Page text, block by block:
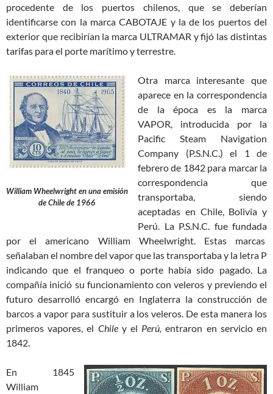
procedente de los puertos chilenos, que se deberían
identificarse con la marca CABOTAJE y la de los puertos del
exterior que recibirían la marca ULTRAMAR y fijó las distintas
tarifas para el porte marítimo y terrestre.
William Wheelwright en una emisión
de Chile de 1966
Otra marca interesante que
aparece en la correspondencia
de la época es la marca
VAPOR, introducida por la
Pacific Steam Navigation
Company (P.S.N.C.) el 1 de
febrero de 1842 para marcar la
correspondencia que
transportaba, siendo
aceptadas en Chile, Bolivia y
Perú. La P.S.N.C. fue fundada
por el americano William Wheelwright. Estas marcas
señalaban el nombre del vapor que las transportaba y la letra P
indicando que el franqueo o porte había sido pagado. La
compañía inició su funcionamiento con veleros y previendo el
futuro desarrolló encargó en Inglaterra la construcción de
barcos a vapor para sustituir a los veleros. De esta manera los
primeros vapores, el Chile y el Perú,entraron en servicio en
1842.
En 1845
William